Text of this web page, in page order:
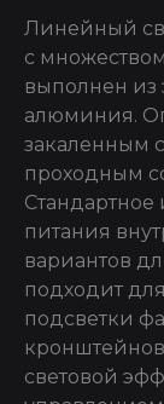
Линейный
с
выполнен из
алюминия.
закаленным
проходным
питания
вариантов
подходит
подсветки
световой